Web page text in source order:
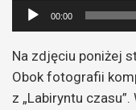
plików
00:00
Na zdjęciu poniżej
Obok fotografii
z „Labiryntu